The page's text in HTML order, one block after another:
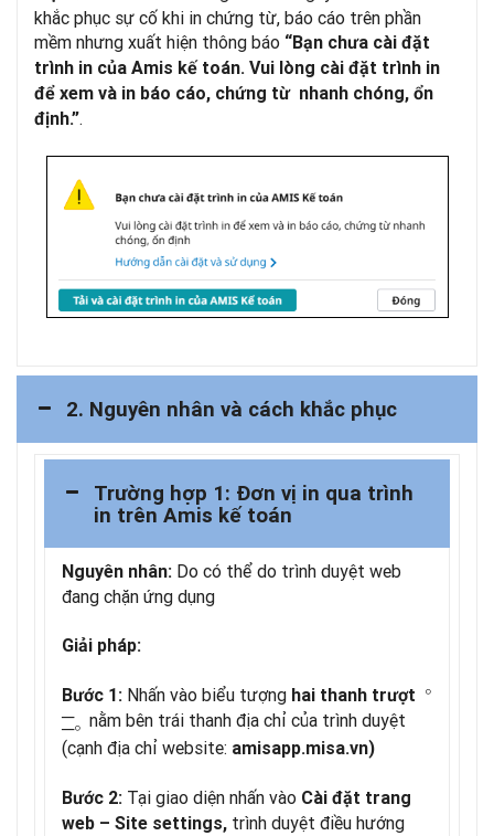
khắc phục sự cố khi in chứng từ, báo cáo trên phần
mềm nhưng xuất hiện thông báo “Bạn chưa cài đặt
trình in của Amis kế toán. Vui lòng cài đặt trình in
để xem và in báo cáo, chứng từ nhanh chóng, ổn
định.”.
2. Nguyên nhân và cách khắc phục
Trường hợp 1: Đơn vị in qua trình
in trên Amis kế toán
Nguyên nhân: Do có thể do trình duyệt web
đang chặn ứng dụng
Giải pháp:
Bước 1: Nhấn vào biểu tượng hai thanh trượt ○
─
─○
nằm bên trái thanh địa chỉ của trình duyệt
(cạnh địa chỉ website: amisapp.misa.vn)
Bước 2: Tại giao diện nhấn vào Cài đặt trang
web – Site settings, trình duyệt điều hướng